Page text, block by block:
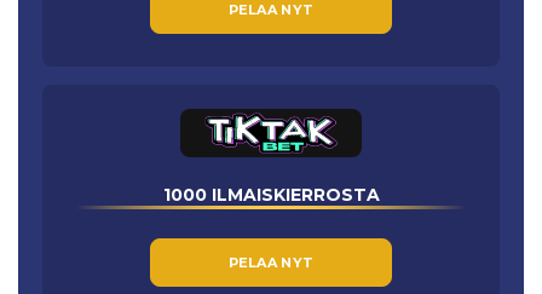
PELAA NYT
1000 ILMAISKIERROSTA
PELAA NYT